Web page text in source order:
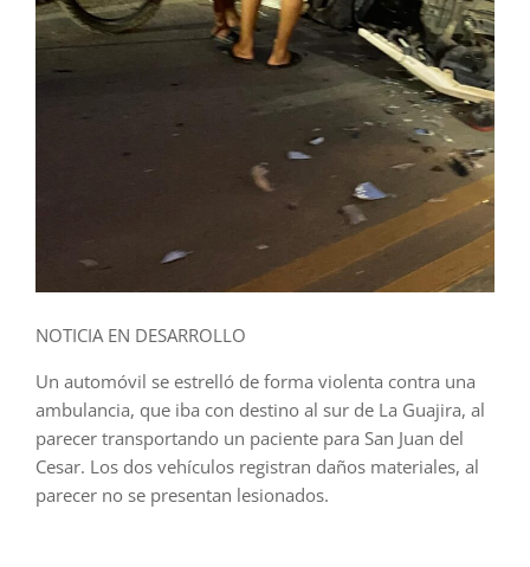
NOTICIA EN DESARROLLO
Un automóvil se estrelló de forma violenta contra una
ambulancia, que iba con destino al sur de La Guajira, al
parecer transportando un paciente para San Juan del
Cesar. Los dos vehículos registran daños materiales, al
parecer no se presentan lesionados.